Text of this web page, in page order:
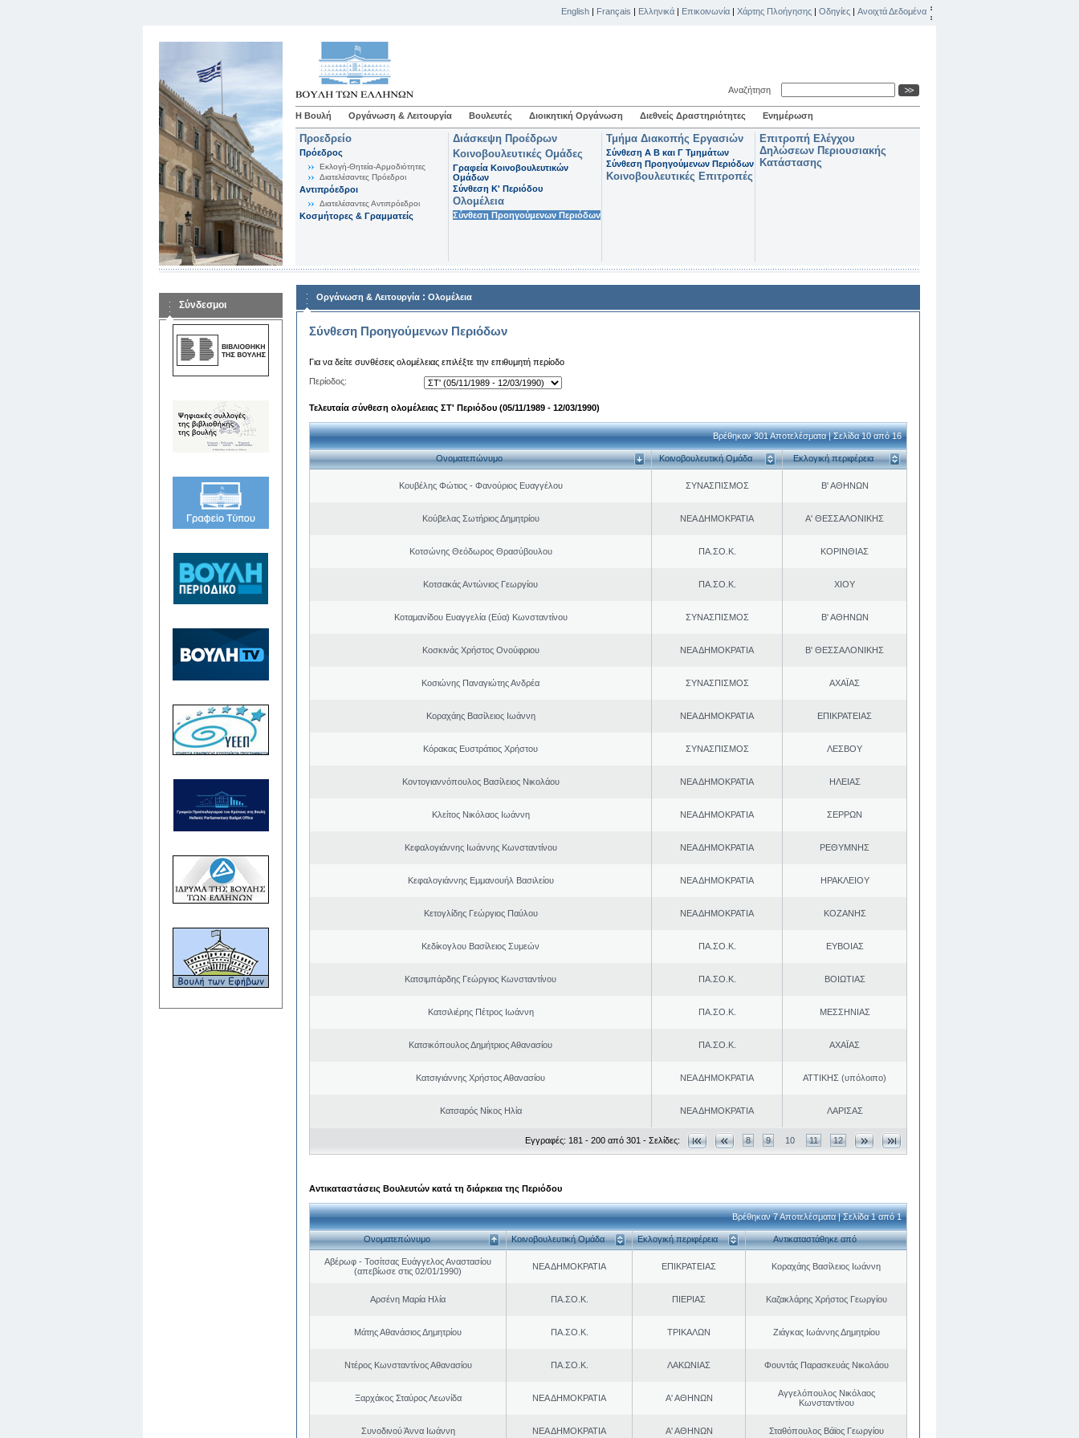
English | Français | Ελληνικά | Επικοινωνία | Χάρτης Πλοήγησης | Οδηγίες | Ανοιχτά Δεδομένα
Αναζήτηση
Η Βουλή Οργάνωση & Λειτουργία Βουλευτές Διοικητική Οργάνωση Διεθνείς Δραστηριότητες Ενημέρωση
Προεδρείο
Πρόεδρος
Εκλογή-Θητεία-Αρμοδιότητες
Διατελέσαντες Πρόεδροι
Αντιπρόεδροι
Διατελέσαντες Αντιπρόεδροι
Κοσμήτορες & Γραμματείς
Διάσκεψη Προέδρων
Κοινοβουλευτικές Ομάδες
Γραφεία Κοινοβουλευτικών
Ομάδων
Σύνθεση K' Περιόδου
Ολομέλεια
Σύνθεση Προηγούμενων Περιόδων
Τμήμα Διακοπής Εργασιών
Σύνθεση Α Β και Γ Τμημάτων
Σύνθεση Προηγούμενων Περιόδων
Κοινοβουλευτικές Επιτροπές
Επιτροπή Ελέγχου
Δηλώσεων Περιουσιακής
Κατάστασης
Σύνδεσμοι
Οργάνωση & Λειτουργία : Ολομέλεια
Σύνθεση Προηγούμενων Περιόδων
Για να δείτε συνθέσεις ολομέλειας επιλέξτε την επιθυμητή περίοδο
Περίοδος:
Τελευταία σύνθεση ολομέλειας ΣΤ' Περιόδου (05/11/1989 - 12/03/1990)
Βρέθηκαν 301 Αποτελέσματα | Σελίδα 10 από 16
Ονοματεπώνυμο Κοινοβουλευτική Ομάδα Εκλογική περιφέρεια
Κουβέλης Φώτιος - Φανούριος Ευαγγέλου ΣΥΝΑΣΠΙΣΜΟΣ Β' ΑΘΗΝΩΝ
Κούβελας Σωτήριος Δημητρίου ΝΕΑ ΔΗΜΟΚΡΑΤΙΑ Α' ΘΕΣΣΑΛΟΝΙΚΗΣ
Κοτσώνης Θεόδωρος Θρασύβουλου ΠΑ.ΣΟ.Κ. ΚΟΡΙΝΘΙΑΣ
Κοτσακάς Αντώνιος Γεωργίου ΠΑ.ΣΟ.Κ. ΧΙΟΥ
Κοταμανίδου Ευαγγελία (Εύα) Κωνσταντίνου ΣΥΝΑΣΠΙΣΜΟΣ Β' ΑΘΗΝΩΝ
Κοσκινάς Χρήστος Ονούφριου ΝΕΑ ΔΗΜΟΚΡΑΤΙΑ Β' ΘΕΣΣΑΛΟΝΙΚΗΣ
Κοσιώνης Παναγιώτης Ανδρέα ΣΥΝΑΣΠΙΣΜΟΣ ΑΧΑΪΑΣ
Κοραχάης Βασίλειος Ιωάννη ΝΕΑ ΔΗΜΟΚΡΑΤΙΑ ΕΠΙΚΡΑΤΕΙΑΣ
Κόρακας Ευστράτιος Χρήστου ΣΥΝΑΣΠΙΣΜΟΣ ΛΕΣΒΟΥ
Κοντογιαννόπουλος Βασίλειος Νικολάου ΝΕΑ ΔΗΜΟΚΡΑΤΙΑ ΗΛΕΙΑΣ
Κλείτος Νικόλαος Ιωάννη ΝΕΑ ΔΗΜΟΚΡΑΤΙΑ ΣΕΡΡΩΝ
Κεφαλογιάννης Ιωάννης Κωνσταντίνου ΝΕΑ ΔΗΜΟΚΡΑΤΙΑ ΡΕΘΥΜΝΗΣ
Κεφαλογιάννης Εμμανουήλ Βασιλείου ΝΕΑ ΔΗΜΟΚΡΑΤΙΑ ΗΡΑΚΛΕΙΟΥ
Κετογλίδης Γεώργιος Παύλου ΝΕΑ ΔΗΜΟΚΡΑΤΙΑ ΚΟΖΑΝΗΣ
Κεδίκογλου Βασίλειος Συμεών ΠΑ.ΣΟ.Κ. ΕΥΒΟΙΑΣ
Κατσιμπάρδης Γεώργιος Κωνσταντίνου ΠΑ.ΣΟ.Κ. ΒΟΙΩΤΙΑΣ
Κατσιλιέρης Πέτρος Ιωάννη ΠΑ.ΣΟ.Κ. ΜΕΣΣΗΝΙΑΣ
Κατσικόπουλος Δημήτριος Αθανασίου ΠΑ.ΣΟ.Κ. ΑΧΑΪΑΣ
Κατσιγιάννης Χρήστος Αθανασίου ΝΕΑ ΔΗΜΟΚΡΑΤΙΑ ΑΤΤΙΚΗΣ (υπόλοιπο)
Κατσαρός Νίκος Ηλία ΝΕΑ ΔΗΜΟΚΡΑΤΙΑ ΛΑΡΙΣΑΣ
Εγγραφές: 181 - 200 από 301 - Σελίδες: 8 9 10 11 12
Αντικαταστάσεις Βουλευτών κατά τη διάρκεια της Περιόδου
Βρέθηκαν 7 Αποτελέσματα | Σελίδα 1 από 1
Ονοματεπώνυμο Κοινοβουλευτική Ομάδα Εκλογική περιφέρεια Αντικαταστάθηκε από
Αβέρωφ - Τοσίτσας Ευάγγελος Αναστασίου
(απεβίωσε στις 02/01/1990)
ΝΕΑ ΔΗΜΟΚΡΑΤΙΑ ΕΠΙΚΡΑΤΕΙΑΣ Κοραχάης Βασίλειος Ιωάννη
Αρσένη Μαρία Ηλία ΠΑ.ΣΟ.Κ. ΠΙΕΡΙΑΣ Καζακλάρης Χρήστος Γεωργίου
Μάτης Αθανάσιος Δημητρίου ΠΑ.ΣΟ.Κ. ΤΡΙΚΑΛΩΝ Ζιάγκας Ιωάννης Δημητρίου
Ντέρος Κωνσταντίνος Αθανασίου ΠΑ.ΣΟ.Κ. ΛΑΚΩΝΙΑΣ Φουντάς Παρασκευάς Νικολάου
Ξαρχάκος Σταύρος Λεωνίδα ΝΕΑ ΔΗΜΟΚΡΑΤΙΑ Α' ΑΘΗΝΩΝ
Αγγελόπουλος Νικόλαος
Κωνσταντίνου
Συνοδινού Άννα Ιωάννη ΝΕΑ ΔΗΜΟΚΡΑΤΙΑ Α' ΑΘΗΝΩΝ Σταθόπουλος Βάϊος Γεωργίου